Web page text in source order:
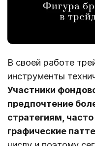
В своей работе
инструменты
Участники
предпочтение
стратегиям,
графические